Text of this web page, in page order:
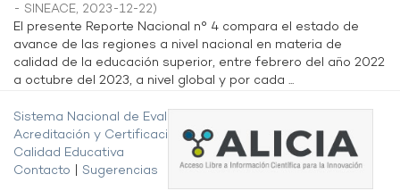
- SINEACE, 2023-12-22)
El presente Reporte Nacional n° 4 compara el estado de
avance de las regiones a nivel nacional en materia de
calidad de la educación superior, entre febrero del año 2022
a octubre del 2023, a nivel global y por cada ...
Sistema Nacional de Evaluación,
Acreditación y Certificación de la
Calidad Educativa
Contacto
Sugerencias